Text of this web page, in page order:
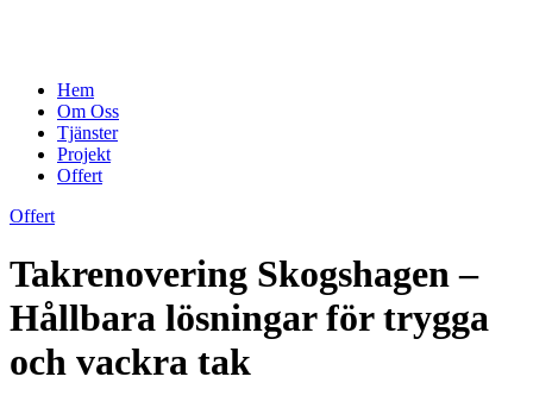
Hem
Om Oss
Tjänster
Projekt
Offert
Offert
Takrenovering Skogshagen –
Hållbara lösningar för trygga
och vackra tak